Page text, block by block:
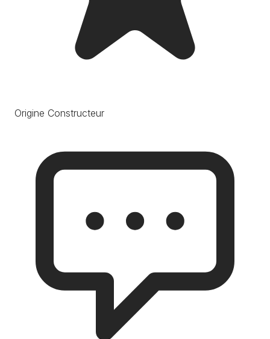
Origine Constructeur